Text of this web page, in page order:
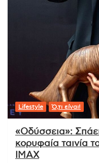
Lifestyle Ό,τι είναι!
«Οδύσσεια»:
κορυφαία ταινία
IMAX